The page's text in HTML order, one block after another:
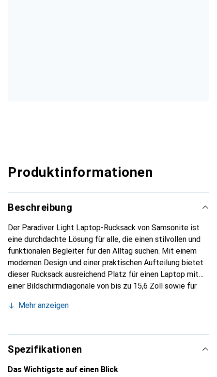
Produktinformationen
Beschreibung
Der Paradiver Light Laptop-Rucksack von Samsonite ist
eine durchdachte Lösung für alle, die einen stilvollen und
funktionalen Begleiter für den Alltag suchen. Mit einem
modernen Design und einer praktischen Aufteilung bietet
dieser Rucksack ausreichend Platz für einen Laptop mit
einer Bildschirmdiagonale von bis zu 15,6 Zoll sowie für
% aus recyceltem PET besteht, unterstreicht das
Umweltbewusstsein. Der Rucksack ist leicht und dennoch
robust, was ihn ideal für den täglichen Gebrauch macht, sei
es für den Weg zur Arbeit, zur Universität oder für Reisen.
Die durchdachte Taschenausstattung sorgt dafür, dass
Mehr anzeigen
Spezifikationen
Das Wichtigste auf einen Blick